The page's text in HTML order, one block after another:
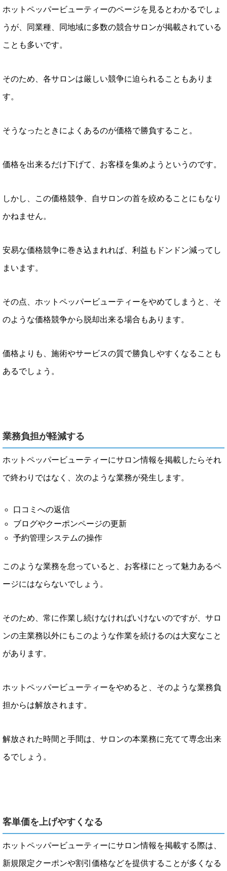
ホットペッパービューティーのページを見るとわかるでしょ
うが、同業種、同地域に多数の競合サロンが掲載されている
ことも多いです。
そのため、各サロンは厳しい競争に迫られることもありま
す。
そうなったときによくあるのが価格で勝負すること。
価格を出来るだけ下げて、お客様を集めようというのです。
しかし、この価格競争、自サロンの首を絞めることにもなり
かねません。
安易な価格競争に巻き込まれれば、利益もドンドン減ってし
まいます。
その点、ホットペッパービューティーをやめてしまうと、そ
のような価格競争から脱却出来る場合もあります。
価格よりも、施術やサービスの質で勝負しやすくなることも
あるでしょう。
業務負担が軽減する
ホットペッパービューティーにサロン情報を掲載したらそれ
で終わりではなく、次のような業務が発生します。
口コミへの返信
ブログやクーポンページの更新
予約管理システムの操作
このような業務を怠っていると、お客様にとって魅力あるペ
ージにはならないでしょう。
そのため、常に作業し続けなければいけないのですが、サロ
ンの主業務以外にもこのような作業を続けるのは大変なこと
があります。
ホットペッパービューティーをやめると、そのような業務負
担からは解放されます。
解放された時間と手間は、サロンの本業務に充てて専念出来
るでしょう。
客単価を上げやすくなる
ホットペッパービューティーにサロン情報を掲載する際は、
新規限定クーポンや割引価格などを提供することが多くなる